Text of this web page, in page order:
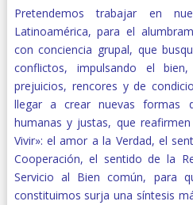
Pretendemos trabajar en
Latinoamérica, para el
con conciencia grupal, que
conflictos, impulsando el
prejuicios, rencores y de
llegar a crear nuevas formas
humanas y justas, que
Vivir»: el amor a la Verdad, el
Cooperación, el sentido de la
Servicio al Bien común, para
constituimos surja una síntesis